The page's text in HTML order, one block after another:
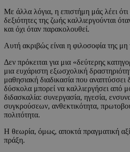
Με άλλα λόγια, η επιστήμη μάς λέει ότι
δεξιότητες της ζωής καλλιεργούνται
και όχι όταν παρακολουθεί.
Αυτή ακριβώς είναι η φιλοσοφία της
Δεν πρόκειται για μια «δεύτερης
μια ευχάριστη εξωσχολική
μαθησιακή διαδικασία που αναπτύσσει
δύσκολα μπορεί να καλλιεργήσει από
διδασκαλία: συνεργασία, ηγεσία,
συγκρούσεων, ανθεκτικότητα,
πολιτότητα.
Η θεωρία, όμως, αποκτά πραγματική
πράξη.